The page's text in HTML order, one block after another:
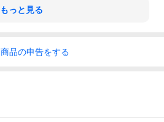
もっと見る
商品の申告をする